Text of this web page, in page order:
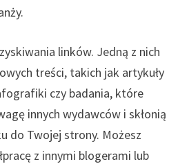
linków. Jedną z nich
treści, takich jak artykuły
czy badania, które
innych wydawców i skłonią
do Twojej strony. Możesz
z innymi blogerami lub